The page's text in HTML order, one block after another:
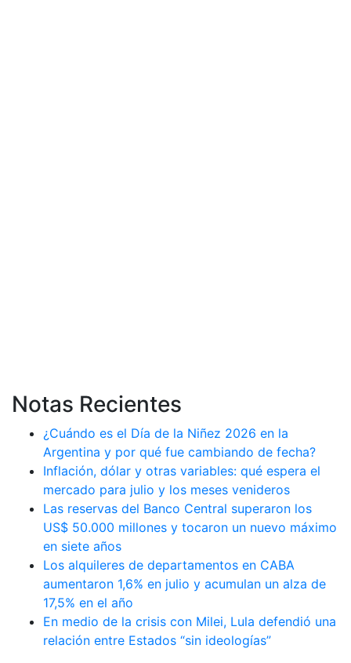
Notas Recientes
¿Cuándo es el Día de la Niñez 2026 en la
Argentina y por qué fue cambiando de fecha?
Inflación, dólar y otras variables: qué espera el
mercado para julio y los meses venideros
Las reservas del Banco Central superaron los
US$ 50.000 millones y tocaron un nuevo máximo
en siete años
Los alquileres de departamentos en CABA
aumentaron 1,6% en julio y acumulan un alza de
17,5% en el año
En medio de la crisis con Milei, Lula defendió una
relación entre Estados “sin ideologías”